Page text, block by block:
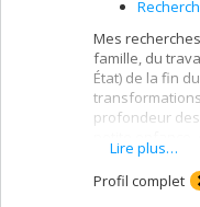
conserve un
Mes
famille, du
État) de la fin
profondeur
de l'existence.
cours depuis
familiales au
Lire plus…
Profil complet